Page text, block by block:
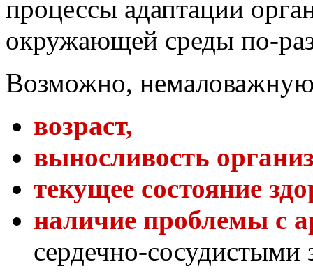
процессы адаптации
окружающей среды по-
Возможно,
возраст,
выносливость
текущее состояние
наличие проблемы с
сердечно-сосудистыми